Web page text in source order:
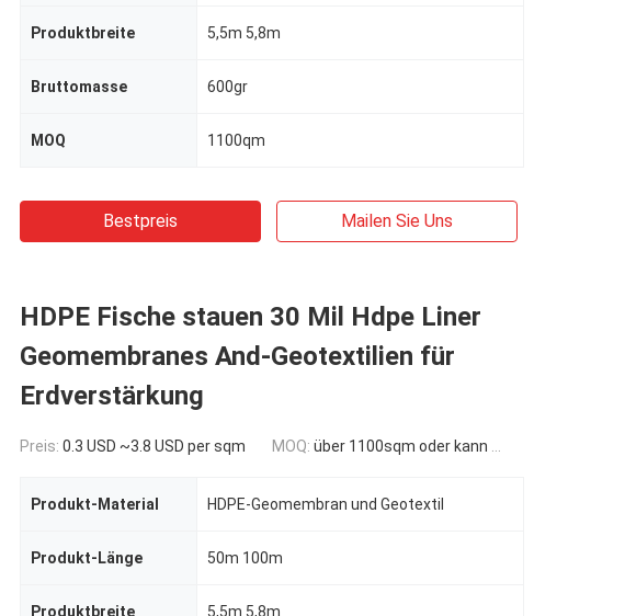
Produktbreite 5,5m 5,8m
Bruttomasse 600gr
MOQ 1100qm
Bestpreis Mailen Sie Uns
HDPE Fische stauen 30 Mil Hdpe Liner
Geomembranes And-Geotextilien für
Erdverstärkung
Preis: 0.3 USD ~3.8 USD per sqm MOQ: über 1100sqm oder kann verhandelt werden
Produkt-Material HDPE-Geomembran und Geotextil
Produkt-Länge 50m 100m
Produktbreite 5,5m 5,8m